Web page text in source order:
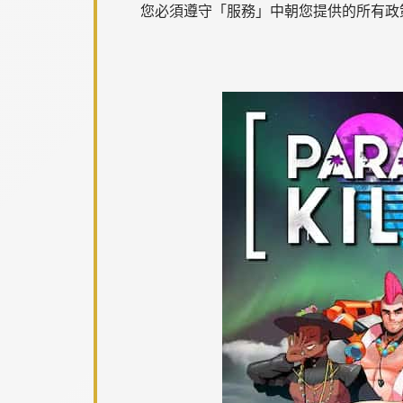
您必須遵守「服務」中朝您提供的所有政